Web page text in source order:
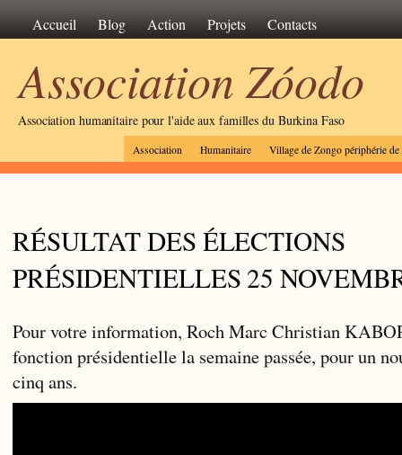
Accueil Blog Action Projets Contacts
Association Zóodo
Association humanitaire pour l'aide aux familles du Burkina Faso
Association Humanitaire Village de Zongo périphérie de
RÉSULTAT DES ÉLECTIONS
PRÉSIDENTIELLES 25
Pour votre information, Roch Marc Christian
fonction présidentielle la semaine passée, pour un
cinq ans.